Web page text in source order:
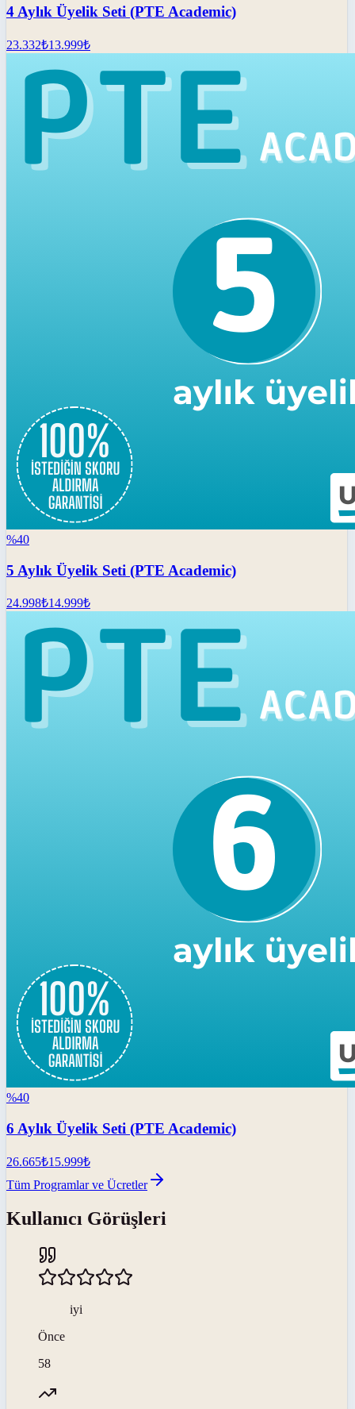
4 Aylık Üyelik Seti (PTE Academic)
23.332₺13.999₺
%40
5 Aylık Üyelik Seti (PTE Academic)
24.998₺14.999₺
%40
6 Aylık Üyelik Seti (PTE Academic)
26.665₺15.999₺
Tüm Programlar ve Ücretler
Kullanıcı Görüşleri
iyi
Önce
58